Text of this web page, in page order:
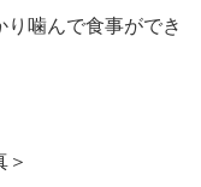
噛んで食事ができ
＞